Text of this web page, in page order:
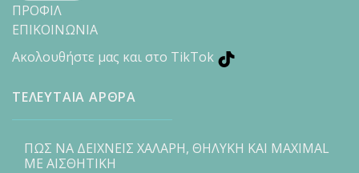
ΠΡΟΦΙΛ
ΕΠΙΚΟΙΝΩΝΙΑ
Ακολουθήστε μας και στο TikTok
ΤΕΛΕΥΤΑΙΑ ΑΡΘΡΑ
ΠΩΣ ΝΑ ΔΕΙΧΝΕΙΣ ΧΑΛΑΡΗ, ΘΗΛΥΚΗ ΚΑΙ MAXIMAL
ΜΕ ΑΙΣΘΗΤΙΚΗ